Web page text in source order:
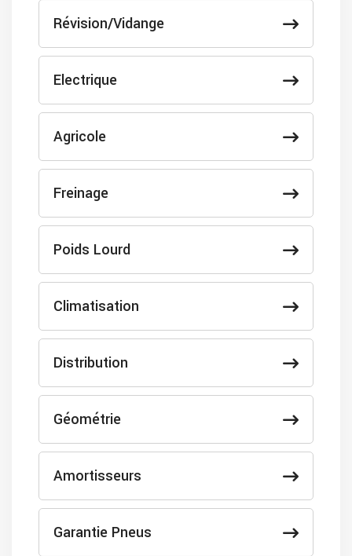
Révision/Vidange
Electrique
Agricole
Freinage
Poids Lourd
Climatisation
Distribution
Géométrie
Amortisseurs
Garantie Pneus